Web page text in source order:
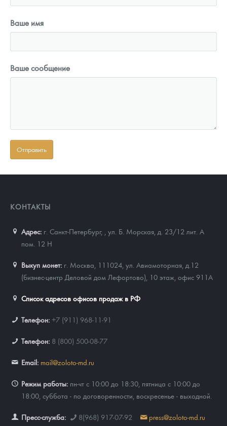
Ваше имя
Ваше сообщение
КОНТАКТЫ
Адрес: г. Санкт-Петербург,
ул. Б. Морская, д. 23/12 лит. А
пом. 12 Н
Выкуп монет: г. Москва, 111024, ул. Авиамоторная, д.12
(бизнес-центр Деловой дом Лефортово), 10 этаж, офис 911А
Список адресов офисов продаж в РФ
Телефон: +7 (911) 968-11-91
Телефон: 8 (800) 500-08-77
Email: mail@zoloto-md.ru
Режим работы: пн-чт с 10:00 до 18:30, пятница с 10:00 до
18:00, суббота - по договоренности, воскресенье - выходной.
Пресс-служба: 8(968) 917-07-92 press@zoloto-md.ru